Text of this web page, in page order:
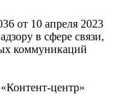
от 10 апреля 2023
в сфере связи,
коммуникаций
центр»